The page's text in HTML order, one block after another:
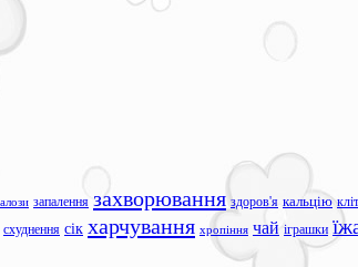
запалення захворювання здоров'я кальцію
схуднення сік харчування хропіння чай іграшки